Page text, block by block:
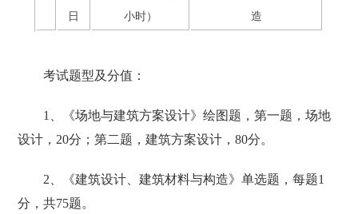
日
小时）
造
考试题型及分值：
1、《场地与建筑方案设计》绘图题，第一题，场地
设计，20分；第二题，建筑方案设计，80分。
2、《建筑设计、建筑材料与构造》单选题，每题1
分，共75题。